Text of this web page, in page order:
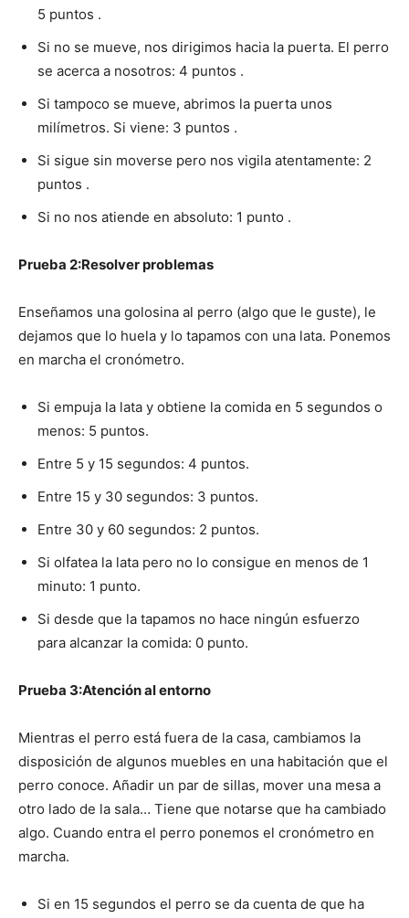
5 puntos .
Si no se mueve, nos dirigimos hacia la puerta. El perro
se acerca a nosotros: 4 puntos .
Si tampoco se mueve, abrimos la puerta unos
milímetros. Si viene: 3 puntos .
Si sigue sin moverse pero nos vigila atentamente: 2
puntos .
Si no nos atiende en absoluto: 1 punto .
Prueba 2:Resolver problemas
Enseñamos una golosina al perro (algo que le guste), le
dejamos que lo huela y lo tapamos con una lata. Ponemos
en marcha el cronómetro.
Si empuja la lata y obtiene la comida en 5 segundos o
menos: 5 puntos.
Entre 5 y 15 segundos: 4 puntos.
Entre 15 y 30 segundos: 3 puntos.
Entre 30 y 60 segundos: 2 puntos.
Si olfatea la lata pero no lo consigue en menos de 1
minuto: 1 punto.
Si desde que la tapamos no hace ningún esfuerzo
para alcanzar la comida: 0 punto.
Prueba 3:Atención al entorno
Mientras el perro está fuera de la casa, cambiamos la
disposición de algunos muebles en una habitación que el
perro conoce. Añadir un par de sillas, mover una mesa a
otro lado de la sala… Tiene que notarse que ha cambiado
algo. Cuando entra el perro ponemos el cronómetro en
marcha.
Si en 15 segundos el perro se da cuenta de que ha